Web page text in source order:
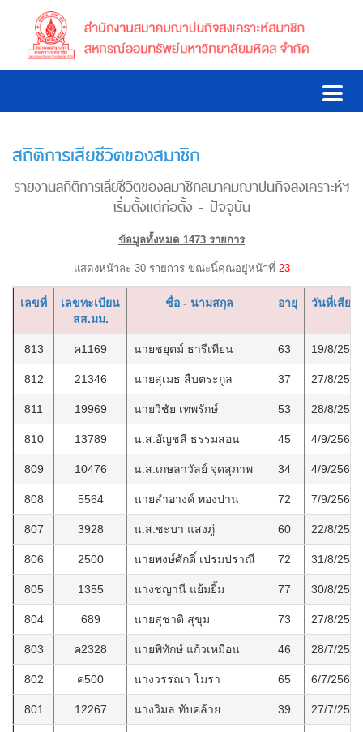
สถิติการเสียชีวิตของสมาชิก
รายงานสถิติการเสียชีวิตของสมาชิกสมาคมฌาปนกิจสงเคราะห์ฯ
เริ่มตั้งแต่ก่อตั้ง - ปัจจุบัน
ข้อมูลทั้งหมด 1473 รายการ
แสดงหน้าละ 30 รายการ ขณะนี้คุณอยู่หน้าที่ 23
เลขที่
เลขทะเบียน
สส.มม.
ชื่อ - นามสกุล อายุ วันที่เสียชี
813 ค1169 นายชยุตม์ ธารีเทียน 63 19/8/2564
812 21346 นายสุเมธ สืบตระกูล 37 27/8/2564
811 19969 นายวิชัย เทพรักษ์ 53 28/8/2564
810 13789 น.ส.อัญชลี ธรรมสอน 45 4/9/2564
809 10476 น.ส.เกษลาวัลย์ จุดสุภาพ 34 4/9/2564
808 5564 นายสำอางค์ ทองปาน 72 7/9/2564
807 3928 น.ส.ชะบา แสงภู่ 60 22/8/2564
806 2500 นายพงษ์ศักดิ์ เปรมปราณี 72 31/8/2564
805 1355 นางชญานี แย้มยิ้ม 77 30/8/2564
804 689 นายสุชาติ สุขุม 73 27/8/2564
803 ค2328 นายพิทักษ์ แก้วเหมือน 46 28/7/2564
802 ค500 นางวรรณา โมรา 65 6/7/2564
801 12267 นางวิมล ทับคล้าย 39 27/7/2564